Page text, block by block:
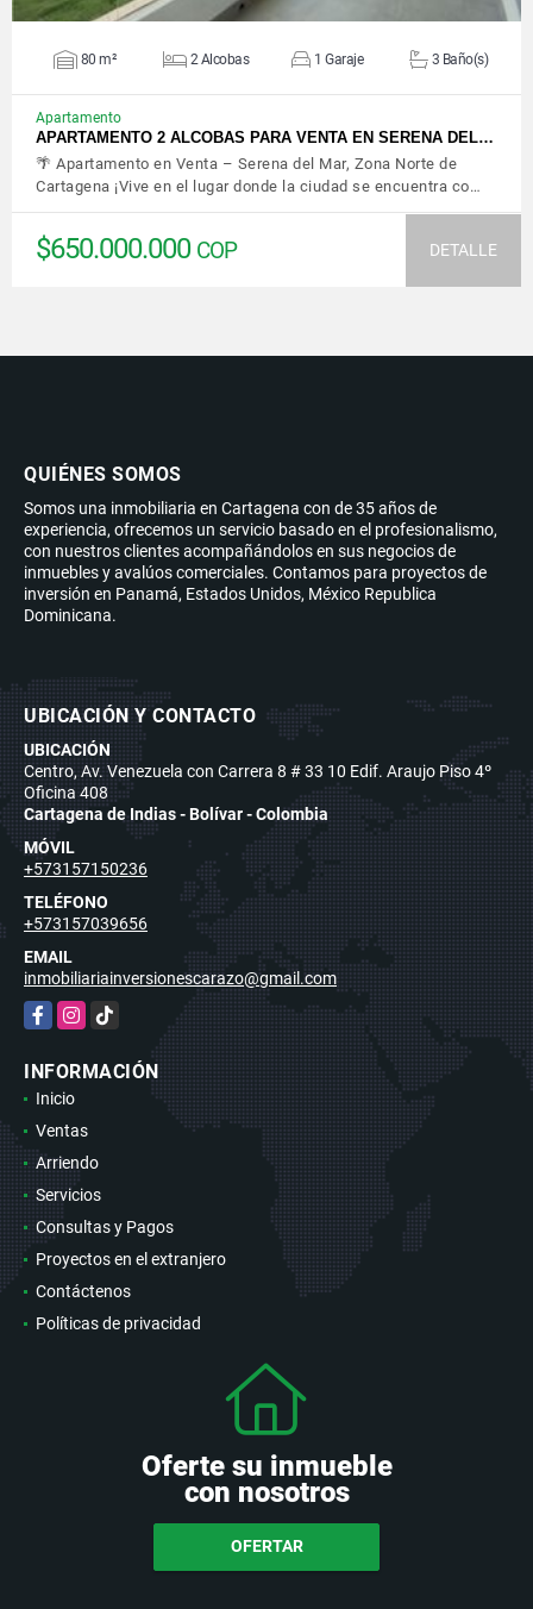
80 m² 2 Alcobas 1 Garaje 3 Baño(s)
Apartamento
APARTAMENTO 2 ALCOBAS PARA VENTA EN SERENA DEL…
🌴 Apartamento en Venta – Serena del Mar, Zona Norte de
Cartagena ¡Vive en el lugar donde la ciudad se encuentra co…
$650.000.000 COP DETALLE
QUIÉNES SOMOS
Somos una inmobiliaria en Cartagena con de 35 años de
experiencia, ofrecemos un servicio basado en el profesionalismo,
con nuestros clientes acompañándolos en sus negocios de
inmuebles y avalúos comerciales. Contamos para proyectos de
inversión en Panamá, Estados Unidos, México Republica
Dominicana.
UBICACIÓN Y CONTACTO
UBICACIÓN
Centro, Av. Venezuela con Carrera 8 # 33 10 Edif. Araujo Piso 4º
Oficina 408
Cartagena de Indias - Bolívar - Colombia
MÓVIL
+573157150236
TELÉFONO
+573157039656
EMAIL
inmobiliariainversionescarazo@gmail.com
FacebookInstagram
TikTok
INFORMACIÓN
Inicio
Ventas
Arriendo
Servicios
Consultas y Pagos
Proyectos en el extranjero
Contáctenos
Políticas de privacidad
Oferte su inmueble
con nosotros
OFERTAR